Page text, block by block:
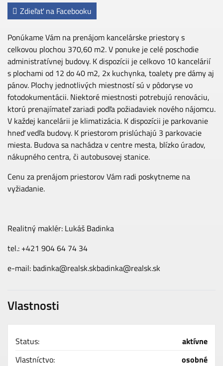
Zdieľať na Facebooku
Ponúkame Vám na prenájom kancelárske priestory s
celkovou plochou 370,60 m2. V ponuke je celé poschodie
administratívnej budovy. K dispozícii je celkovo 10 kancelárií
s plochami od 12 do 40 m2, 2x kuchynka, toalety pre dámy aj
pánov. Plochy jednotlivých miestností sú v pôdoryse vo
fotodokumentácii. Niektoré miestnosti potrebujú renováciu,
ktorú prenajímateľ zariadi podľa požiadaviek nového nájomcu.
V každej kancelárii je klimatizácia. K dispozícii je parkovanie
hneď vedľa budovy. K priestorom prislúchajú 3 parkovacie
miesta. Budova sa nachádza v centre mesta, blízko úradov,
nákupného centra, či autobusovej stanice.
Cenu za prenájom priestorov Vám radi poskytneme na
vyžiadanie.
Realitný maklér: Lukáš Badinka
tel.: +421 904 64 74 34
e-mail: badinka@realsk.skbadinka@realsk.sk
Vlastnosti
Status:
aktívne
Vlastníctvo:
osobné